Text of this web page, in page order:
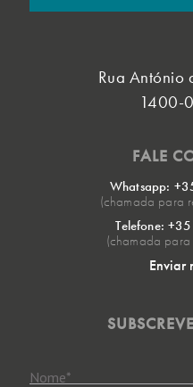
Rua António
1400-
FALE
Whatsapp:
(chamada para
Telefone:
(chamada
Enviar
Nome*